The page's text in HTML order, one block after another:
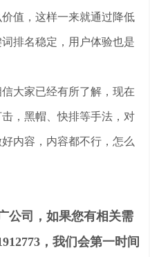
值，这样一来就通过降低
排名稳定，用户体验也是
大家已经有所了解，现在
，黑帽、快排等手法，对
内容，内容都不行，怎么
公司，如果您有相关需
，我们会第一时间